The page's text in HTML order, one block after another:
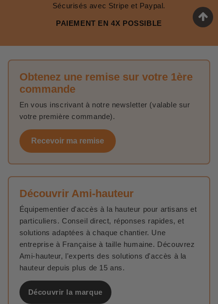
Sécurisés avec Stripe et Paypal.
PAIEMENT EN 4X POSSIBLE
Obtenez une remise sur votre 1ère
commande
En vous inscrivant à notre newsletter (valable sur
votre première commande).
Recevoir ma remise
Découvrir Ami-hauteur
Équipementier d'accès à la hauteur pour artisans et
particuliers. Conseil direct, réponses rapides, et
solutions adaptées à chaque chantier. Une
entreprise à Française à taille humaine. Découvrez
Ami-hauteur, l'experts des solutions d'accès à la
hauteur depuis plus de 15 ans.
Découvrir la marque